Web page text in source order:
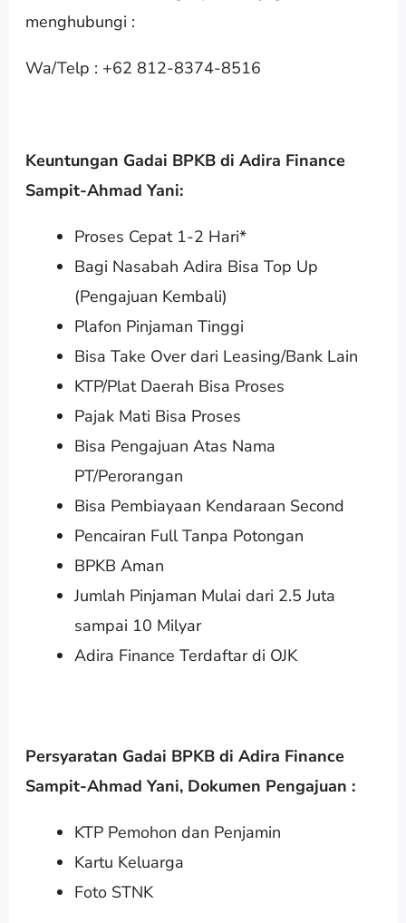
menghubungi :
Wa/Telp : +62 812-8374-8516
Keuntungan Gadai BPKB di Adira Finance
Sampit-Ahmad Yani:
Proses Cepat 1-2 Hari*
Bagi Nasabah Adira Bisa Top Up
(Pengajuan Kembali)
Plafon Pinjaman Tinggi
Bisa Take Over dari Leasing/Bank Lain
KTP/Plat Daerah Bisa Proses
Pajak Mati Bisa Proses
Bisa Pengajuan Atas Nama
PT/Perorangan
Bisa Pembiayaan Kendaraan Second
Pencairan Full Tanpa Potongan
BPKB Aman
Jumlah Pinjaman Mulai dari 2.5 Juta
sampai 10 Milyar
Adira Finance Terdaftar di OJK
Persyaratan Gadai BPKB di Adira Finance
Sampit-Ahmad Yani, Dokumen Pengajuan :
KTP Pemohon dan Penjamin
Kartu Keluarga
Foto STNK